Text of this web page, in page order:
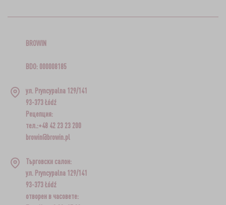
BROWIN
BDO: 000008185
ул. Pryncypalna 129/141
93-373 Łódź
Рецепция:
тел.:+48 42 23 23 200
browin@browin.pl
Търговски салон:
ул. Pryncypalna 129/141
93-373 Łódź
отворен в часовете: